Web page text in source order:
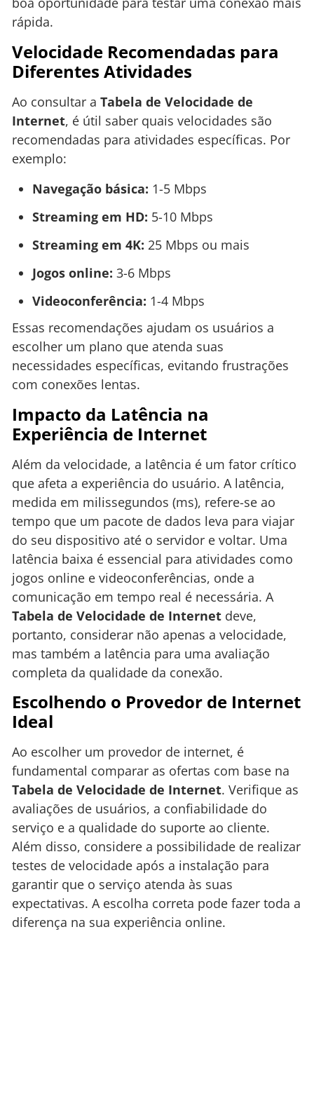
rápida.
Velocidade Recomendadas para
Diferentes Atividades
Ao consultar a Tabela de Velocidade de
Internet, é útil saber quais velocidades são
recomendadas para atividades específicas. Por
exemplo:
Navegação básica: 1-5 Mbps
Streaming em HD: 5-10 Mbps
Streaming em 4K: 25 Mbps ou mais
Jogos online: 3-6 Mbps
Videoconferência: 1-4 Mbps
Essas recomendações ajudam os usuários a
escolher um plano que atenda suas
necessidades específicas, evitando frustrações
com conexões lentas.
Impacto da Latência na
Experiência de Internet
Além da velocidade, a latência é um fator crítico
que afeta a experiência do usuário. A latência,
medida em milissegundos (ms), refere-se ao
tempo que um pacote de dados leva para viajar
do seu dispositivo até o servidor e voltar. Uma
latência baixa é essencial para atividades como
jogos online e videoconferências, onde a
comunicação em tempo real é necessária. A
Tabela de Velocidade de Internet deve,
portanto, considerar não apenas a velocidade,
mas também a latência para uma avaliação
completa da qualidade da conexão.
Escolhendo o Provedor de Internet
Ideal
Ao escolher um provedor de internet, é
fundamental comparar as ofertas com base na
Tabela de Velocidade de Internet. Verifique as
avaliações de usuários, a confiabilidade do
serviço e a qualidade do suporte ao cliente.
Além disso, considere a possibilidade de realizar
testes de velocidade após a instalação para
garantir que o serviço atenda às suas
expectativas. A escolha correta pode fazer toda a
diferença na sua experiência online.